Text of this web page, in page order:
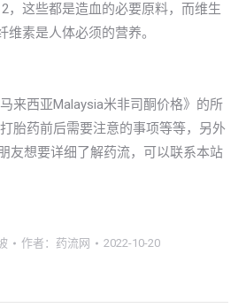
，这些都是造血的必要原料，而维生
素是人体必须的营养。
来西亚Malaysia米非司酮价格》的所
胎药前后需要注意的事项等等，另外
友想要详细了解药流，可以联系本站
作者： 药流网 2022-10-20